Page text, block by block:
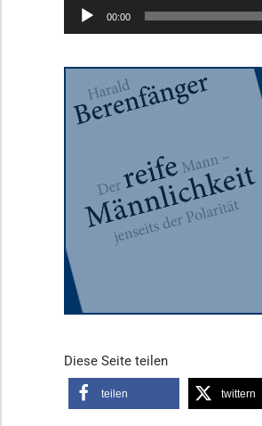
Audio-
Player
00:00
Diese Seite teilen
teilen twittern